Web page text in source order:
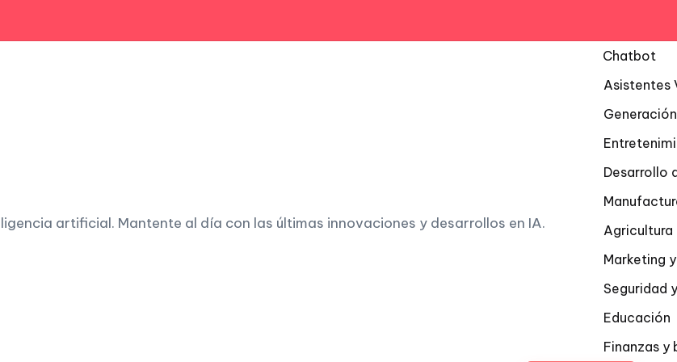
artificial. Mantente al día con las últimas innovaciones y desarrollos en IA.
Chatbot
Asistentes
Desarrollo
Agricultura
Marketing
Seguridad
Educación
Finanzas y